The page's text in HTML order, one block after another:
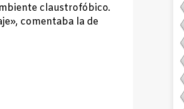
claustrofóbico.
comentaba la de